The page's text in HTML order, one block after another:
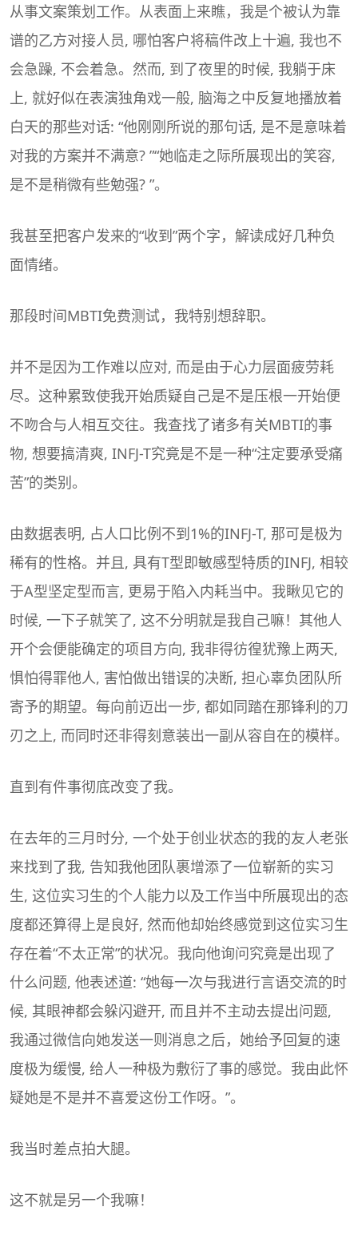
从事文案策划工作。从表面上来瞧，我是个被认为靠
谱的乙方对接人员, 哪怕客户将稿件改上十遍, 我也不
会急躁, 不会着急。然而, 到了夜里的时候, 我躺于床
上, 就好似在表演独角戏一般, 脑海之中反复地播放着
白天的那些对话: “他刚刚所说的那句话, 是不是意味着
对我的方案并不满意? ”“她临走之际所展现出的笑容,
是不是稍微有些勉强? ”。
我甚至把客户发来的“收到”两个字，解读成好几种负
面情绪。
那段时间MBTI免费测试，我特别想辞职。
并不是因为工作难以应对, 而是由于心力层面疲劳耗
尽。这种累致使我开始质疑自己是不是压根一开始便
不吻合与人相互交往。我查找了诸多有关MBTI的事
物, 想要搞清爽, INFJ-T究竟是不是一种“注定要承受痛
苦”的类别。
由数据表明, 占人口比例不到1%的INFJ-T, 那可是极为
稀有的性格。并且, 具有T型即敏感型特质的INFJ, 相较
于A型坚定型而言, 更易于陷入内耗当中。我瞅见它的
时候, 一下子就笑了, 这不分明就是我自己嘛！其他人
开个会便能确定的项目方向, 我非得彷徨犹豫上两天,
惧怕得罪他人, 害怕做出错误的决断, 担心辜负团队所
寄予的期望。每向前迈出一步, 都如同踏在那锋利的刀
刃之上, 而同时还非得刻意装出一副从容自在的模样。
直到有件事彻底改变了我。
在去年的三月时分, 一个处于创业状态的我的友人老张
来找到了我, 告知我他团队裹增添了一位崭新的实习
生, 这位实习生的个人能力以及工作当中所展现出的态
度都还算得上是良好, 然而他却始终感觉到这位实习生
存在着“不太正常”的状况。我向他询问究竟是出现了
什么问题, 他表述道: “她每一次与我进行言语交流的时
候, 其眼神都会躲闪避开, 而且并不主动去提出问题,
我通过微信向她发送一则消息之后，她给予回复的速
度极为缓慢, 给人一种极为敷衍了事的感觉。我由此怀
疑她是不是并不喜爱这份工作呀。”。
我当时差点拍大腿。
这不就是另一个我嘛！